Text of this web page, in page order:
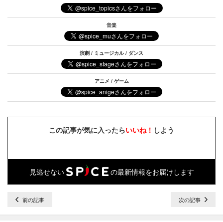
音楽
演劇 / ミュージカル / ダンス
アニメ / ゲーム
この記事が気に入ったらいいね！ しよう
見逃せない の最新情報をお届けします
前の記事 次の記事